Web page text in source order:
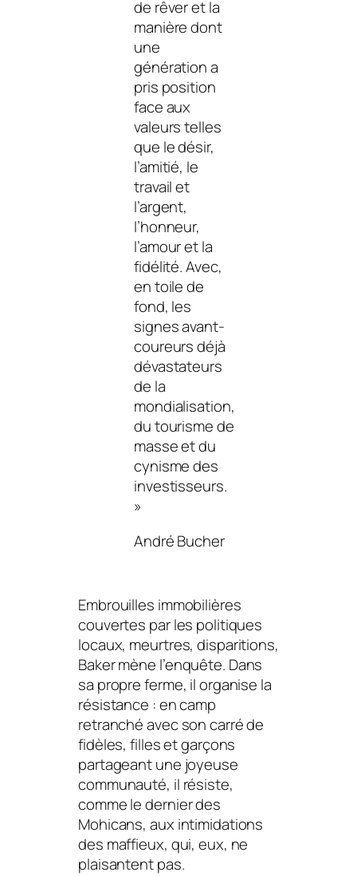
de rêver et la
manière dont
une
génération a
pris position
face aux
valeurs telles
que le désir,
l’amitié, le
travail et
l’argent,
l’honneur,
l’amour et la
fidélité. Avec,
en toile de
fond, les
signes avant-
coureurs déjà
dévastateurs
de la
mondialisation,
du tourisme de
masse et du
cynisme des
investisseurs.
»
André Bucher
Embrouilles immobilières
couvertes par les politiques
locaux, meurtres, disparitions,
Baker mène l’enquête. Dans
sa propre ferme, il organise la
résistance : en camp
retranché avec son carré de
fidèles, filles et garçons
partageant une joyeuse
communauté, il résiste,
comme le dernier des
Mohicans, aux intimidations
des maffieux, qui, eux, ne
plaisantent pas.